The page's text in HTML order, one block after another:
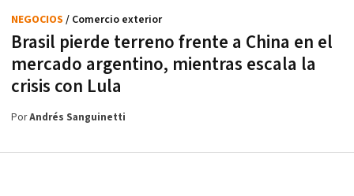
Brasil pierde terreno frente a China en el
mercado argentino, mientras escala la
crisis con Lula
NEGOCIOS / Comercio exterior
PorAndrés Sanguinetti